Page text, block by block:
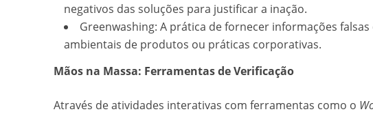
negativos das soluções para justificar a inação.
Greenwashing: A prática de fornecer informações
ambientais de produtos ou práticas corporativas.
Mãos na Massa: Ferramentas de Verificação
Através de atividades interativas com ferramentas como o